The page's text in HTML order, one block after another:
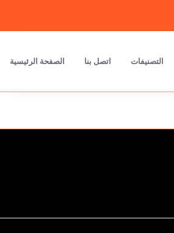
الصفحة الرئيسية اتصل بنا التصنيفات